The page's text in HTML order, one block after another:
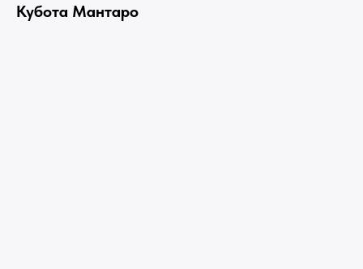
Кубота Мантаро